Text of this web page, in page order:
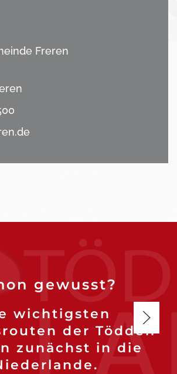
Freren
gewusst?
wichtigsten
der Tödden
zunächst in die